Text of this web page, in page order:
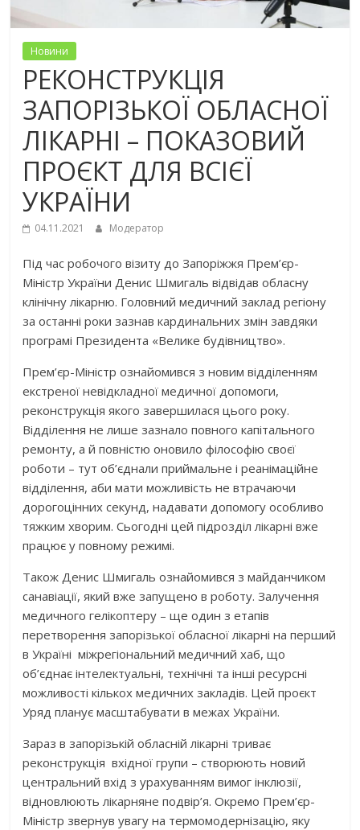
Новини
РЕКОНСТРУКЦІЯ
ЗАПОРІЗЬКОЇ ОБЛАСНОЇ
ЛІКАРНІ – ПОКАЗОВИЙ
ПРОЄКТ ДЛЯ ВСІЄЇ
УКРАЇНИ
04.11.2021 Модератор
Під час робочого візиту до Запоріжжя Прем’єр-
Міністр України Денис Шмигаль відвідав обласну
клінічну лікарню. Головний медичний заклад регіону
за останні роки зазнав кардинальних змін завдяки
програмі Президента «Велике будівництво».
Прем’єр-Міністр ознайомився з новим відділенням
екстреної невідкладної медичної допомоги,
реконструкція якого завершилася цього року.
Відділення не лише зазнало повного капітального
ремонту, а й повністю оновило філософію своєї
роботи – тут об’єднали приймальне і реанімаційне
відділення, аби мати можливість не втрачаючи
дорогоцінних секунд, надавати допомогу особливо
тяжким хворим. Сьогодні цей підрозділ лікарні вже
працює у повному режимі.
Також Денис Шмигаль ознайомився з майданчиком
санавіації, який вже запущено в роботу. Залучення
медичного гелікоптеру – ще один з етапів
перетворення запорізької обласної лікарні на перший
в Україні міжрегіональний медичний хаб, що
об’єднає інтелектуальні, технічні та інші ресурсні
можливості кількох медичних закладів. Цей проєкт
Уряд планує масштабувати в межах України.
Зараз в запорізькій обласній лікарні триває
реконструкція вхідної групи – створюють новий
центральний вхід з урахуванням вимог інклюзії,
відновлюють лікарняне подвір’я. Окремо Прем’єр-
Міністр звернув увагу на термомодернізацію, яку